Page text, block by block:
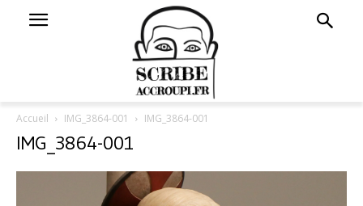
Accueil IMG_3864-001 IMG_3864-001
IMG_3864-001